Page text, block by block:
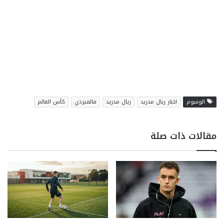
الوسوم اخبار ريال مدريد ريال مدريد فالفيردي كأس العالم
مقالات ذات صلة